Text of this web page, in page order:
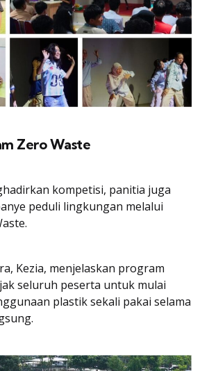
Zero Waste
kompetisi, panitia juga
peduli lingkungan melalui
Kezia, menjelaskan program
seluruh peserta untuk mulai
plastik sekali pakai selama